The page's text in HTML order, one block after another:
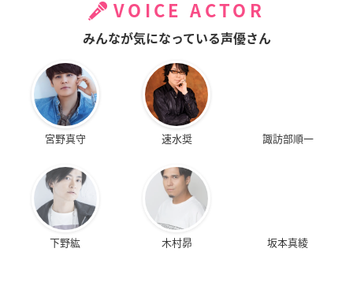
VOICE ACTOR
みんなが気になっている声優さん
宮野真守 速水奨 諏訪部順一
下野紘 木村昴 坂本真綾